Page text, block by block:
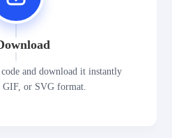
and download it instantly
GIF, or SVG format.